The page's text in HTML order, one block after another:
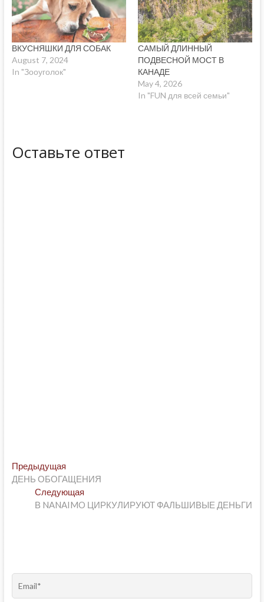
ВКУСНЯШКИ ДЛЯ СОБАК
August 7, 2024
In "Зооуголок"
САМЫЙ ДЛИННЫЙ
ПОДВЕСНОЙ МОСТ В
КАНАДЕ
May 4, 2026
In "FUN для всей семьи"
Оставьте ответ
Post
navigation
ПредыдущаяПредыдущая
post:
ДЕНЬ ОБОГАЩЕНИЯ
Следующая
post:
В NANAIMO ЦИРКУЛИРУЮТ ФАЛЬШИВЫЕ ДЕНЬГИ